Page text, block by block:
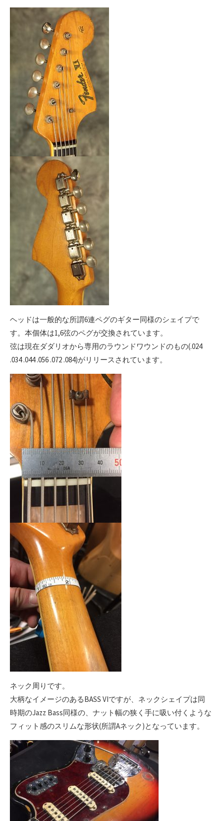
ヘッドは一般的な所謂6連ペグのギター同様のシェイプで
す。本個体は1,6弦のペグが交換されています。
弦は現在ダダリオから専用のラウンドワウンドのもの(.024
.034 .044 .056 .072 .084)がリリースされています。
ネック周りです。
大柄なイメージのあるBASS VIですが、ネックシェイプは同
時期のJazz Bass同様の、ナット幅の狭く手に吸い付くような
フィット感のスリムな形状(所謂Aネック)となっています。